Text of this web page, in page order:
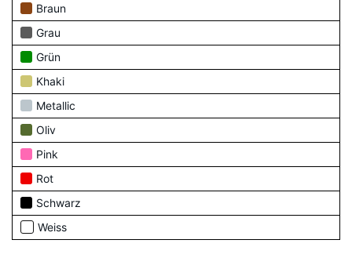
Braun
Grau
Grün
Khaki
Metallic
Oliv
Pink
Rot
Schwarz
Weiss